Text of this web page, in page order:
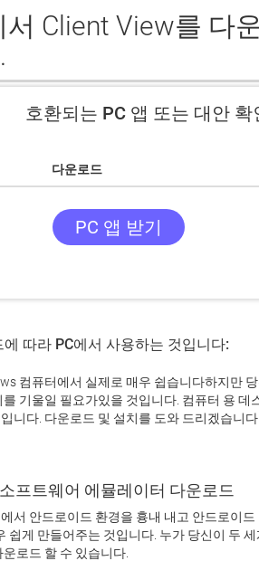
서 Client View를 다
호환되는 PC 앱 또는 대안 확
다운로드
PC 앱 받기
따라 PC에서 사용하는 것입니다:
컴퓨터에서 실제로 매우 쉽습니다하지만
기울일 필요가있을 것입니다. 컴퓨터 용
니다. 다운로드 및 설치를 도와 드리겠습니
프트웨어 에뮬레이터 다운로드
서 안드로이드 환경을 흉내 내고 안드로이
쉽게 만들어주는 것입니다. 누가 당신이 두